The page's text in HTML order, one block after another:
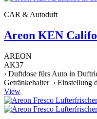
CAR & Autoduft
Areon KEN
AREON
AK37
› Duftdose fürs Auto in
Getränkehalter › Einstellung
View